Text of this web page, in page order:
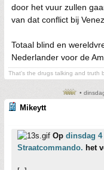
door het vuur zullen
van dat conflict bij
Totaal blind en
Nederlander voor de
That's the drugs talking and truth
•
Mikeytt
Op dinsdag 4
Straatcommando. het